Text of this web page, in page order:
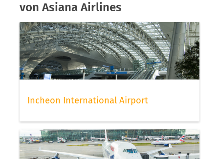
von Asiana Airlines
Incheon International Airport